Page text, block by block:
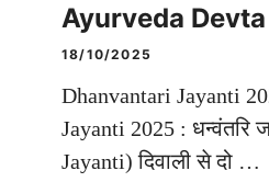
Ayurveda Devta
18/10/2025
Dhanvantari Jayanti
Jayanti 2025 : धन्वंतरि
Jayanti) दिवाली से दो …